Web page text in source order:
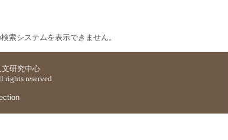
索システムを表示できません。
研究中心
rights reserved